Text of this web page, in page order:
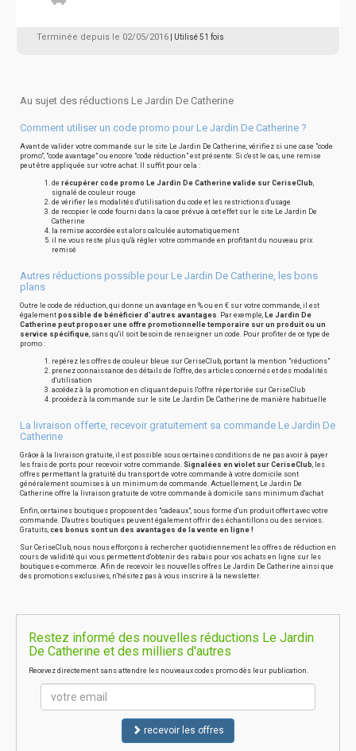
Terminée depuis le 02/05/2016 | Utilisé 51 fois
Au sujet des réductions Le Jardin De Catherine
Comment utiliser un code promo pour Le Jardin De Catherine ?
Avant de valider votre commande sur le site Le Jardin De Catherine, vérifiez si une case "code
promo", "code avantage" ou encore "code réduction" est présente. Si c'est le cas, une remise
peut être appliquée sur votre achat. Il suffit pour cela :
de récupérer code promo Le Jardin De Catherine valide sur CeriseClub,
signalé de couleur rouge
de vérifier les modalités d'utilisation du code et les restrictions d'usage
de recopier le code fourni dans la case prévue à cet effet sur le site Le Jardin De
Catherine
la remise accordée est alors calculée automatiquement
il ne vous reste plus qu'à régler votre commande en profitant du nouveau prix
remisé
Autres réductions possible pour Le Jardin De Catherine, les bons
plans
Outre le code de réduction, qui donne un avantage en % ou en € sur votre commande, il est
également possible de bénéficier d'autres avantages. Par exemple, Le Jardin De
Catherine peut proposer une offre promotionnelle temporaire sur un produit ou un
service spécifique, sans qu'il soit besoin de renseigner un code. Pour profiter de ce type de
promo :
repérez les offres de couleur bleue sur CeriseClub, portant la mention "réductions"
prenez connaissance des détails de l'offre, des articles concernés et des modalités
d'utilisation
accédez à la promotion en cliquant depuis l'offre répertoriée sur CeriseClub
procédez à la commande sur le site Le Jardin De Catherine de manière habituelle
La livraison offerte, recevoir gratuitement sa commande Le Jardin De
Catherine
Grâce à la livraison gratuite, il est possible sous certaines conditions de ne pas avoir à payer
les frais de ports pour recevoir votre commande. Signalées en violet sur CeriseClub, les
offres permettant la gratuité du transport de votre commande à votre domicile sont
généralement soumises à un minimum de commande. Actuellement, Le Jardin De
Catherine offre la livraison gratuite de votre commande à domicile sans minimum d'achat
Enfin, certaines boutiques proposent des "cadeaux", sous forme d'un produit offert avec votre
commande. D'autres boutiques peuvent également offrir des échantillons ou des services.
Gratuits, ces bonus sont un des avantages de la vente en ligne !
Sur CeriseClub, nous nous efforçons à rechercher quotidiennement les offres de réduction en
cours de validité qui vous permettent d'obtenir des rabais pour vos achats en ligne sur les
boutiques e-commerce. Afin de recevoir les nouvelles offres Le Jardin De Catherine ainsi que
des promotions exclusives, n'hésitez pas à vous inscrire à la newsletter.
Restez informé des nouvelles réductions Le Jardin
De Catherine et des milliers d'autres
Recevez directement sans attendre les nouveaux codes promo dès leur publication.
recevoir les offres